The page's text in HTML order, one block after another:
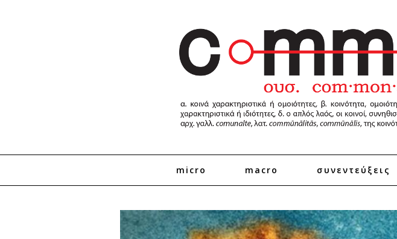
micro macro συνεντεύξεις